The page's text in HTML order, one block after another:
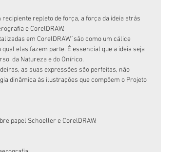
e CorelDRAW.
elas fazem parte. É essencial que a ideia seja
da Natureza e do Onírico.
dinâmica às ilustrações que compõem o Projeto
papel Schoeller e CorelDRAW.